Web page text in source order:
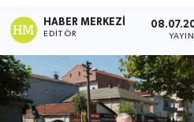
HABER MERKEZI
EDITÖR